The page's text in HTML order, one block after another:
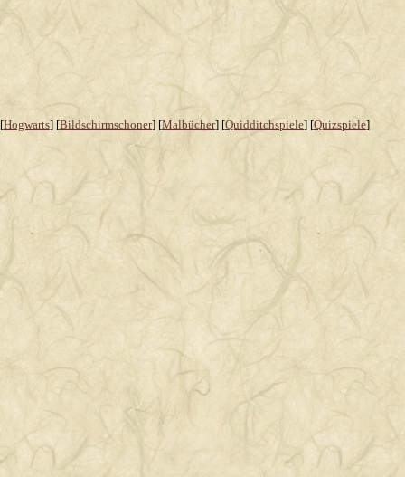
[Hogwarts] [Bildschirmschoner] [Malbücher] [Quidditchspiele] [Quizspiele]